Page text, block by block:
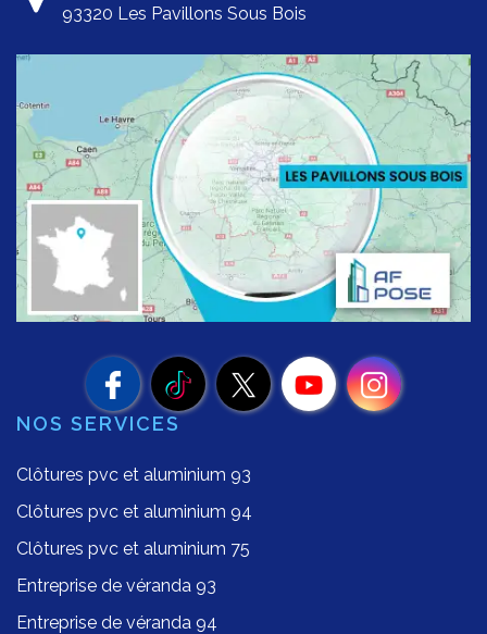
93320 Les Pavillons Sous Bois
NOS SERVICES
Clôtures pvc et aluminium 93
Clôtures pvc et aluminium 94
Clôtures pvc et aluminium 75
Entreprise de véranda 93
Entreprise de véranda 94